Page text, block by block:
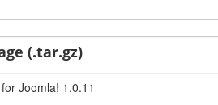
(.tar.gz)
Joomla! 1.0.11